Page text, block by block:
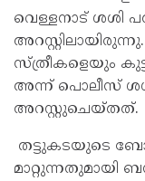
വെള്ളനാട് ശശി
സ്ത്രീകളെയും
അന്ന് പൊലീസ്
അറസ്റ്റുചെയ്തത്.
തട്ടുകടയുടെ
മാറ്റുന്നതുമായി